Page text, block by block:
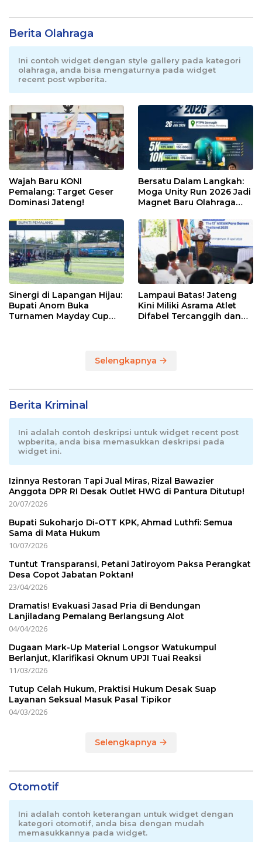
Berita Olahraga
Ini contoh widget dengan style gallery pada kategori
olahraga, anda bisa mengaturnya pada widget
recent post wpberita.
Wajah Baru KONI
Pemalang: Target Geser
Dominasi Jateng!
Bersatu Dalam Langkah:
Moga Unity Run 2026 Jadi
Magnet Baru Olahraga
Sinergi di Lapangan Hijau:
Bupati Anom Buka
Turnamen Mayday Cup
Lampaui Batas! Jateng
Kini Miliki Asrama Atlet
Difabel Tercanggih dan
Selengkapnya
Berita Kriminal
Ini adalah contoh deskripsi untuk widget recent post
wpberita, anda bisa memasukkan deskripsi pada
widget ini.
Izinnya Restoran Tapi Jual Miras, Rizal Bawazier
Anggota DPR RI Desak Outlet HWG di Pantura Ditutup!
20/07/2026
Bupati Sukoharjo Di-OTT KPK, Ahmad Luthfi: Semua
Sama di Mata Hukum
10/07/2026
Tuntut Transparansi, Petani Jatiroyom Paksa Perangkat
Desa Copot Jabatan Poktan!
23/04/2026
Dramatis! Evakuasi Jasad Pria di Bendungan
Lanjiladang Pemalang Berlangsung Alot
04/04/2026
Dugaan Mark-Up Material Longsor Watukumpul
Berlanjut, Klarifikasi Oknum UPJI Tuai Reaksi
11/03/2026
Tutup Celah Hukum, Praktisi Hukum Desak Suap
Layanan Seksual Masuk Pasal Tipikor
04/03/2026
Selengkapnya
Otomotif
Ini adalah contoh keterangan untuk widget dengan
kategori otomotif, anda bisa dengan mudah
memasukkannya pada widget.